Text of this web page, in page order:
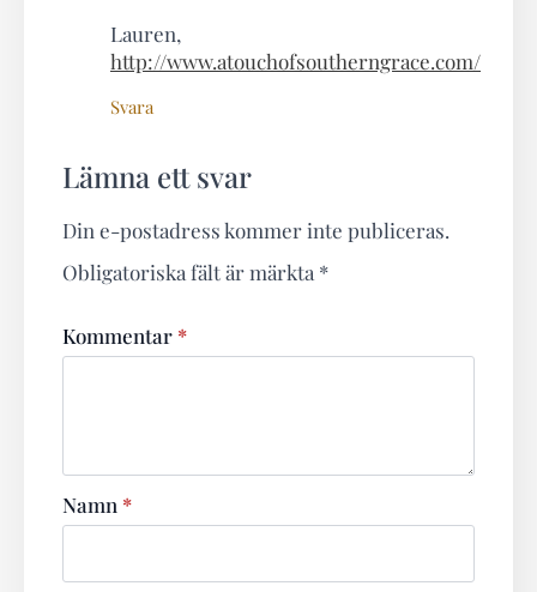
Lauren,
http://www.atouchofsoutherngrace.com/
Svara
Lämna ett svar
Din e-postadress kommer inte publiceras.
Obligatoriska fält är märkta *
Kommentar *
Namn *